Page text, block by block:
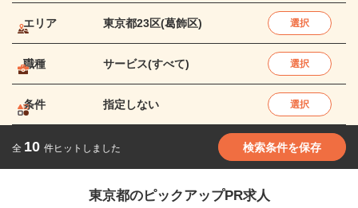
エリア 東京都23区(葛飾区) 選択
職種 サービス(すべて) 選択
条件 指定しない 選択
全 10 件ヒットしました 検索条件を保存
東京都のピックアップPR求人